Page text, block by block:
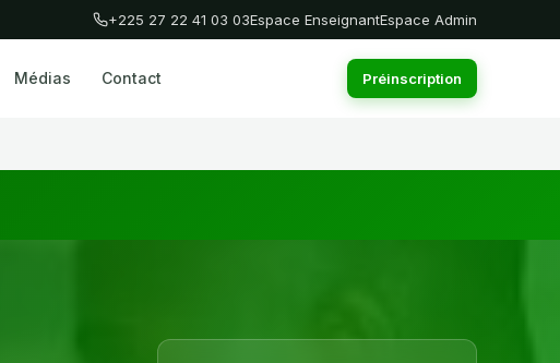
+225 27 22 41 03 03Espace EnseignantEspace Admin
Médias Contact Préinscription